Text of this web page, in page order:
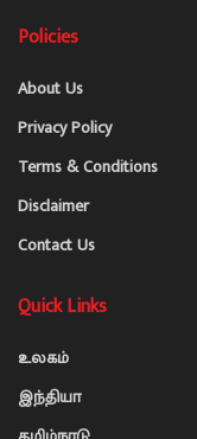
Policies
About Us
Privacy Policy
Terms & Conditions
Disclaimer
Contact Us
Quick Links
உலகம்
இந்தியா